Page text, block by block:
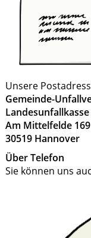
Unsere
Gemeinde-
Am Mittelfelde 169
30519 Hannover
Über Telefon
Sie können uns